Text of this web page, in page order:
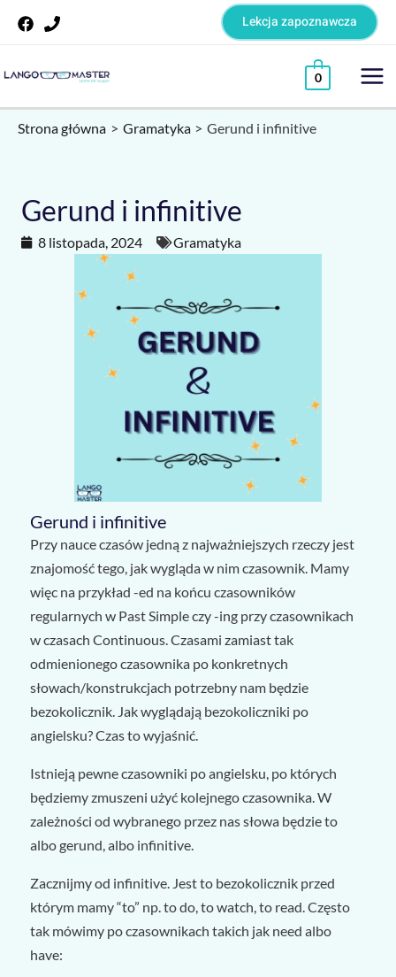
Lekcja zapoznawcza
0
Strona główna Gramatyka Gerund i infinitive
Gerund i infinitive
8 listopada, 2024 Gramatyka
Gerund i infinitive
Przy nauce czasów jedną z najważniejszych rzeczy jest
znajomość tego, jak wygląda w nim czasownik. Mamy
więc na przykład -ed na końcu czasowników
regularnych w Past Simple czy -ing przy czasownikach
w czasach Continuous. Czasami zamiast tak
odmienionego czasownika po konkretnych
słowach/konstrukcjach potrzebny nam będzie
bezokolicznik. Jak wyglądają bezokoliczniki po
angielsku? Czas to wyjaśnić.
Istnieją pewne czasowniki po angielsku, po których
będziemy zmuszeni użyć kolejnego czasownika. W
zależności od wybranego przez nas słowa będzie to
albo gerund, albo infinitive.
Zacznijmy od infinitive. Jest to bezokolicznik przed
którym mamy “to” np. to do, to watch, to read. Często
tak mówimy po czasownikach takich jak need albo
have: